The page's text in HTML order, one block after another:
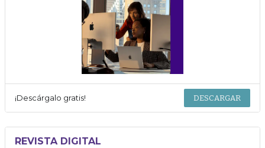
¡Descárgalo gratis! DESCARGAR
REVISTA DIGITAL